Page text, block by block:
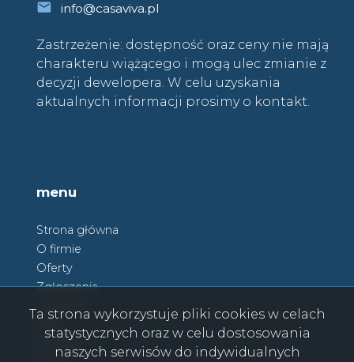
info@casaviva.pl
Zastrzeżenie: dostępność oraz ceny nie mają
charakteru wiążącego i mogą ulec zmianie z
decyzji dewelopera. W celu uzyskania
aktualnych informacji prosimy o kontakt.
menu
Strona główna
O firmie
Oferty
Zgłoszenia
Kontakt
Ta strona wykorzystuje pliki cookies w celach
statystycznych oraz w celu dostosowania
naszych serwisów do indywidualnych